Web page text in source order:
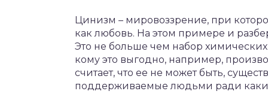
Цинизм – мировоззрение, при
как любовь. На этом примере и
Это не больше чем набор
кому это выгодно, например,
считает, что ее не может быть,
поддерживаемые людьми ради